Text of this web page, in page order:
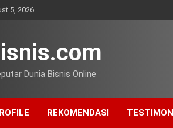
5, 2026
Dunia Bisnis Online
REKOMENDASI